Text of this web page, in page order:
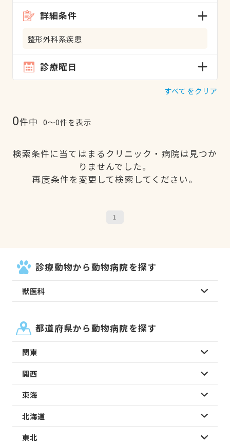
詳細条件
整形外科系疾患
診療曜日
すべてをクリア
0件中 0〜0件を表示
検索条件に当てはまるクリニック・病院は見つか
りませんでした。
再度条件を変更して検索してください。
1
診療動物から動物病院を探す
獣医科
都道府県から動物病院を探す
関東
関西
東海
北海道
東北